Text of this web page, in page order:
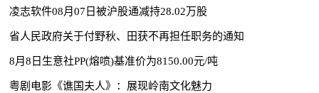
凌志软件08月07日被沪股通减持28.02万股
省人民政府关于付野秋、田获不再担任职务的通知
8月8日生意社PP(熔喷)基准价为8150.00元/吨
粤剧电影《谯国夫人》：展现岭南文化魅力